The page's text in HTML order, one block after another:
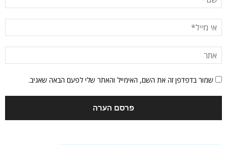
שמור בדפדפן זה את השם, האימייל והאתר שלי לפעם הבאה שאגיב.